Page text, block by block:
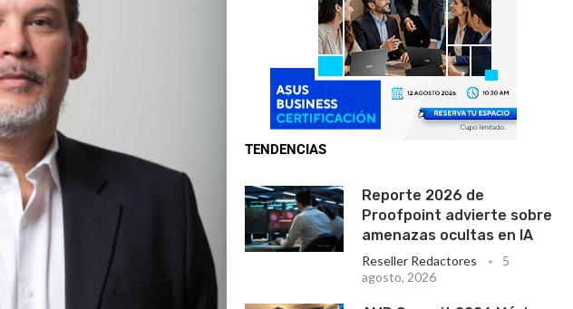
TENDENCIAS
Reporte 2026 de
Proofpoint advierte sobre
amenazas ocultas en IA
Reseller Redactores
5
agosto, 2026